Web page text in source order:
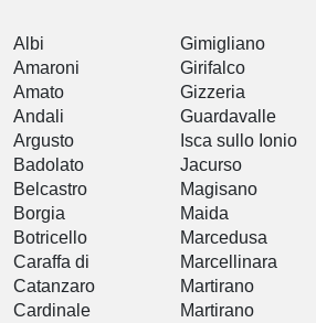
Albi
Amaroni
Amato
Andali
Argusto
Badolato
Belcastro
Borgia
Botricello
Caraffa di
Catanzaro
Cardinale
Gimigliano
Girifalco
Gizzeria
Guardavalle
Isca sullo Ionio
Jacurso
Magisano
Maida
Marcedusa
Marcellinara
Martirano
Martirano